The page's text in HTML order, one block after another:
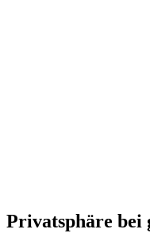
Privatsphäre bei